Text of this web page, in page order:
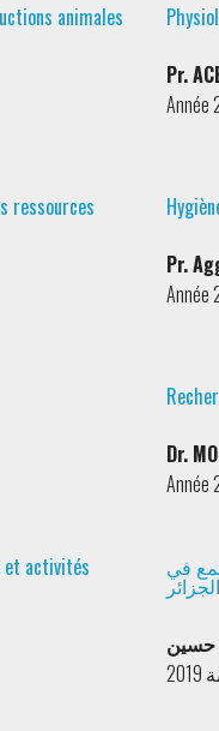
animales
Pr.
Année
ressources
Pr.
Année
Dr.
Année
et activités في
الجزائر
حسين